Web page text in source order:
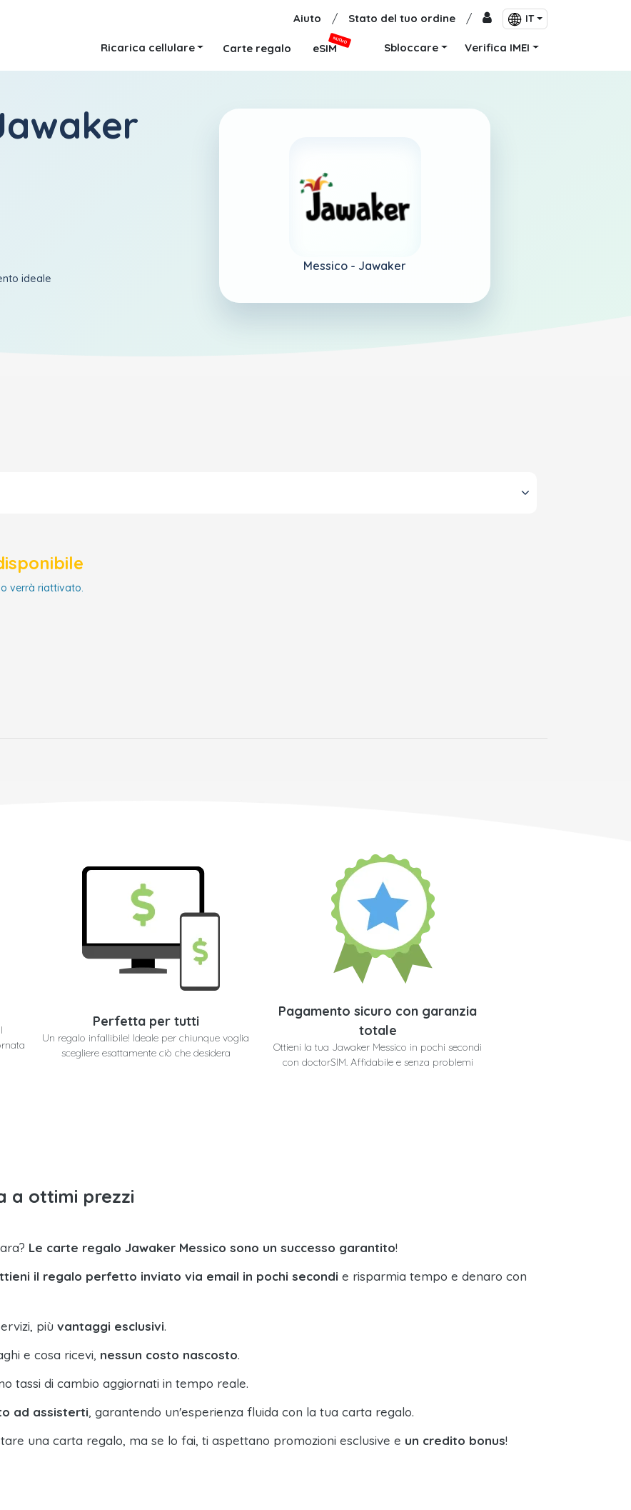
Aiuto / Stato del tuo ordine / IT
Ricarica cellulare Carte regalo eSIM
NUOVO
Sbloccare Verifica IMEI
ideale
Messico - Jawaker
verrà riattivato.
Perfetta per tutti
Un regalo infallibile! Ideale per chiunque voglia
scegliere esattamente ciò che desidera
Pagamento sicuro con garanzia
totale
Ottieni la tua Jawaker Messico in pochi secondi
con doctorSIM. Affidabile e senza problemi
a ottimi prezzi
Le carte regalo Jawaker Messico sono un successo garantito!
il regalo perfetto inviato via email in pochi secondi e risparmia tempo e denaro con
più vantaggi esclusivi.
e cosa ricevi, nessun costo nascosto.
tassi di cambio aggiornati in tempo reale.
ad assisterti, garantendo un'esperienza fluida con la tua carta regalo.
una carta regalo, ma se lo fai, ti aspettano promozioni esclusive e un credito bonus!